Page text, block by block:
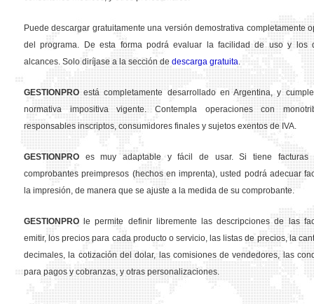
Puede descargar gratuitamente una versión demostrativa completamente
del programa. De esta forma podrá evaluar la facilidad de uso y los
alcances. Solo diríjase a la sección de descarga gratuita.
GESTION PRO está completamente desarrollado en Argentina, y
normativa impositiva vigente. Contempla operaciones con
responsables inscriptos, consumidores finales y sujetos exentos de IVA.
GESTION PRO es muy adaptable y fácil de usar. Si tiene facturas
comprobantes preimpresos (hechos en imprenta), usted podrá adecuar
la impresión, de manera que se ajuste a la medida de su comprobante.
GESTION PRO le permite definir libremente las descripciones de las
emitir, los precios para cada producto o servicio, las listas de precios, la
decimales, la cotización del dolar, las comisiones de vendedores, las
para pagos y cobranzas, y otras personalizaciones.